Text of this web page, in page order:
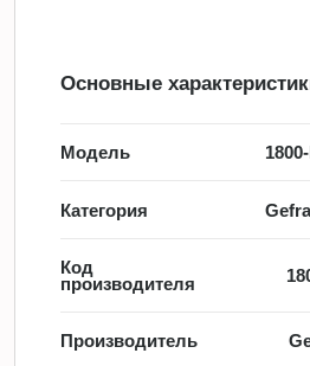
Основные
Модель
Категория
Код
производителя
Производитель